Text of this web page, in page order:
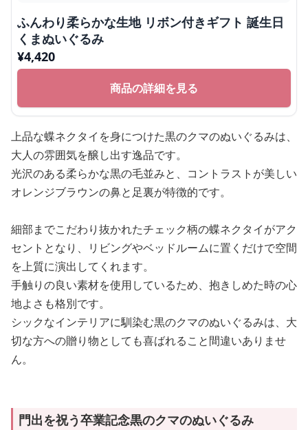
ふんわり柔らかな生地 リボン付きギフト 誕生日
くまぬいぐるみ
¥4,420
商品の詳細を見る
上品な蝶ネクタイを身につけた黒のクマのぬいぐるみは、
大人の雰囲気を醸し出す逸品です。
光沢のある柔らかな黒の毛並みと、コントラストが美しい
オレンジブラウンの鼻と足裏が特徴的です。
細部までこだわり抜かれたチェック柄の蝶ネクタイがアク
セントとなり、リビングやベッドルームに置くだけで空間
を上質に演出してくれます。
手触りの良い素材を使用しているため、抱きしめた時の心
地よさも格別です。
シックなインテリアに馴染む黒のクマのぬいぐるみは、大
切な方への贈り物としても喜ばれること間違いありませ
ん。
門出を祝う卒業記念黒のクマのぬいぐるみ